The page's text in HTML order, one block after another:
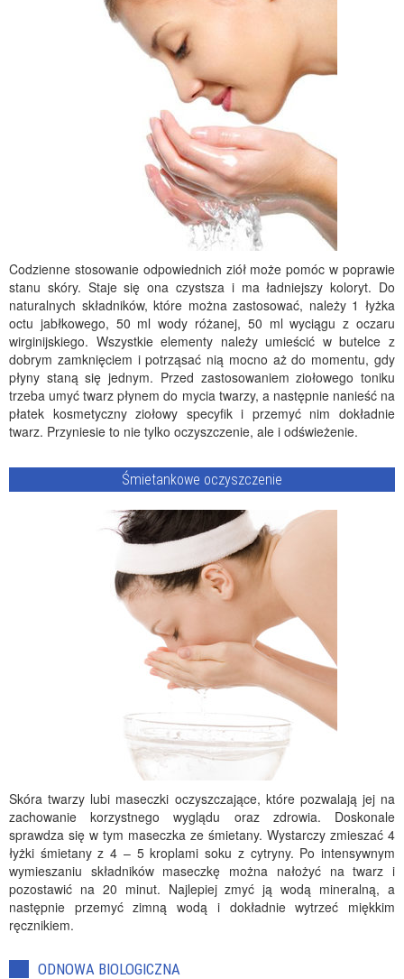
Codzienne stosowanie odpowiednich ziół może pomóc w poprawie
stanu skóry. Staje się ona czystsza i ma ładniejszy koloryt. Do
naturalnych składników, które można zastosować, należy 1 łyżka
octu jabłkowego, 50 ml wody różanej, 50 ml wyciągu z oczaru
wirginijskiego. Wszystkie elementy należy umieścić w butelce z
dobrym zamknięciem i potrząsać nią mocno aż do momentu, gdy
płyny staną się jednym. Przed zastosowaniem ziołowego toniku
trzeba umyć twarz płynem do mycia twarzy, a następnie nanieść na
płatek kosmetyczny ziołowy specyfik i przemyć nim dokładnie
twarz. Przyniesie to nie tylko oczyszczenie, ale i odświeżenie.
Śmietankowe oczyszczenie
Skóra twarzy lubi maseczki oczyszczające, które pozwalają jej na
zachowanie korzystnego wyglądu oraz zdrowia. Doskonale
sprawdza się w tym maseczka ze śmietany. Wystarczy zmieszać 4
łyżki śmietany z 4 – 5 kroplami soku z cytryny. Po intensywnym
wymieszaniu składników maseczkę można nałożyć na twarz i
pozostawić na 20 minut. Najlepiej zmyć ją wodą mineralną, a
następnie przemyć zimną wodą i dokładnie wytrzeć miękkim
ręcznikiem.
ODNOWA BIOLOGICZNA